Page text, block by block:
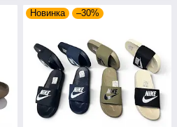
Новинка –30%